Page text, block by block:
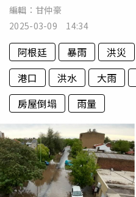
編輯： 甘仲豪
2025-03-09 14:34
阿根廷 暴雨 洪災
港口
洪水 大雨
房屋倒塌
雨量